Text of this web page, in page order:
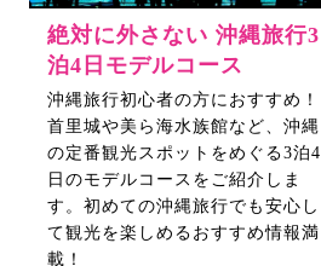
絶対に外さない 沖縄旅行3
泊4日モデルコース
沖縄旅行初心者の方におすすめ！
首里城や美ら海水族館など、沖縄
の定番観光スポットをめぐる3泊4
日のモデルコースをご紹介しま
す。初めての沖縄旅行でも安心し
て観光を楽しめるおすすめ情報満
載！